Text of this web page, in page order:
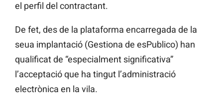
el perfil del contractant.
De fet, des de la plataforma encarregada de la
seua implantació (Gestiona de esPublico) han
qualificat de “especialment significativa”
l’acceptació que ha tingut l’administració
electrònica en la vila.